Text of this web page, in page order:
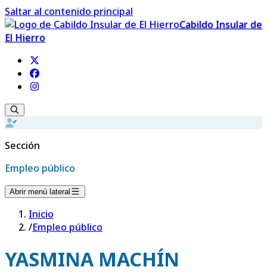
Saltar al contenido principal
Cabildo Insular de
El Hierro
Sección
Empleo público
Abrir menú lateral
Inicio
/Empleo público
YASMINA MACHÍN